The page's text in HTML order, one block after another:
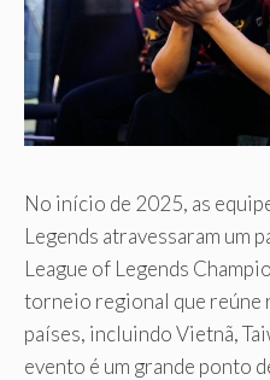
No início de 2025, as
Legends atravessaram um
League of Legends
torneio regional que reúne
países, incluindo Vietnã,
evento é um grande ponto